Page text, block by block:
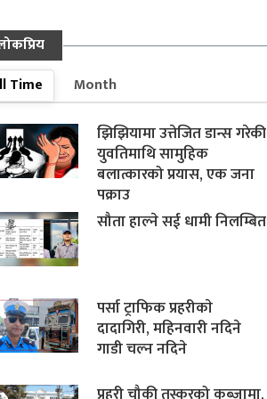
Time
Month
झिझियामा उत्तेजित डान्स गरेकी
युवतिमाथि सामुहिक
बलात्कारको प्रयास, एक जना
पक्राउ
सौता हाल्ने सई धामी निलम्बित
पर्सा ट्राफिक प्रहरीकाे
दादागिरी, महिनवारी नदिने
गाडी चल्न नदिने